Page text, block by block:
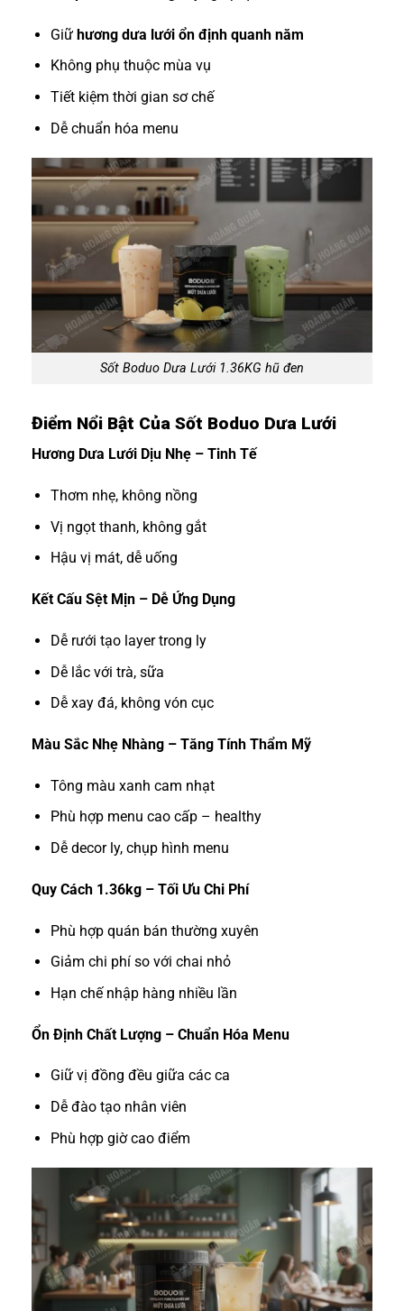
Giữ hương dưa lưới ổn định quanh năm
Không phụ thuộc mùa vụ
Tiết kiệm thời gian sơ chế
Dễ chuẩn hóa menu
Sốt Boduo Dưa Lưới 1.36KG hũ đen
Điểm Nổi Bật Của Sốt Boduo Dưa Lưới
Hương Dưa Lưới Dịu Nhẹ – Tinh Tế
Thơm nhẹ, không nồng
Vị ngọt thanh, không gắt
Hậu vị mát, dễ uống
Kết Cấu Sệt Mịn – Dễ Ứng Dụng
Dễ rưới tạo layer trong ly
Dễ lắc với trà, sữa
Dễ xay đá, không vón cục
Màu Sắc Nhẹ Nhàng – Tăng Tính Thẩm Mỹ
Tông màu xanh cam nhạt
Phù hợp menu cao cấp – healthy
Dễ decor ly, chụp hình menu
Quy Cách 1.36kg – Tối Ưu Chi Phí
Phù hợp quán bán thường xuyên
Giảm chi phí so với chai nhỏ
Hạn chế nhập hàng nhiều lần
Ổn Định Chất Lượng – Chuẩn Hóa Menu
Giữ vị đồng đều giữa các ca
Dễ đào tạo nhân viên
Phù hợp giờ cao điểm